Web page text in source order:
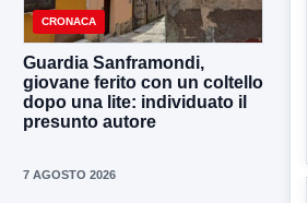
CRONACA
Guardia Sanframondi,
giovane ferito con un coltello
dopo una lite: individuato il
presunto autore
7 AGOSTO 2026